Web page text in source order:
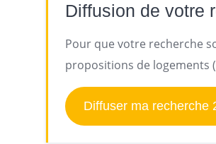
Diffusion de votre
Pour que votre recherche
propositions de logements
Diffuser ma recherche